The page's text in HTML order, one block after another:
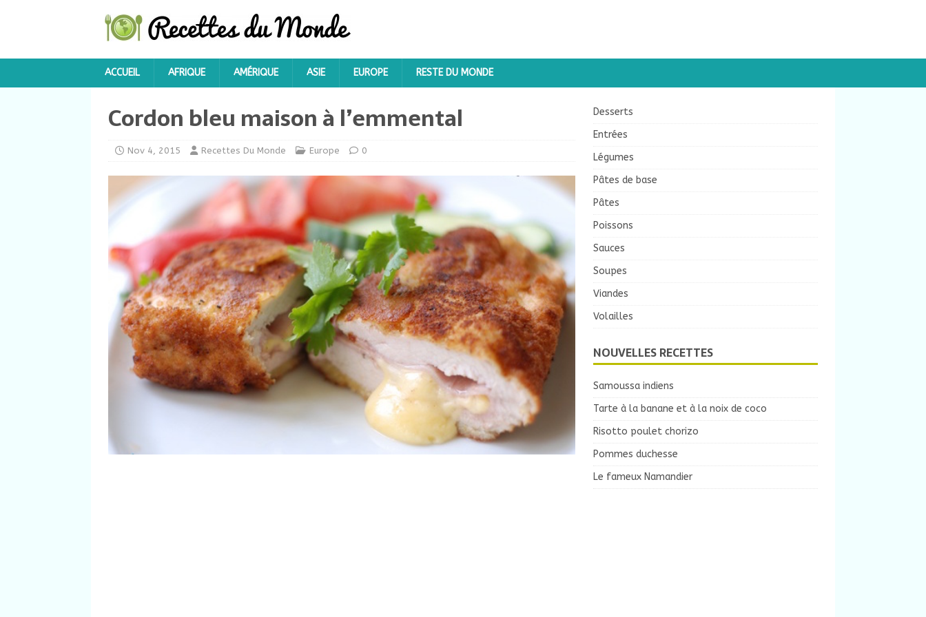
ACCUEIL AFRIQUE AMÉRIQUE ASIE EUROPE RESTE DU MONDE
Cordon bleu maison à l’emmental
Nov 4, 2015 Recettes Du Monde Europe 0
Desserts
Entrées
Légumes
Pâtes de base
Pâtes
Poissons
Sauces
Soupes
Viandes
Volailles
NOUVELLES RECETTES
Samoussa indiens
Tarte à la banane et à la noix de coco
Risotto poulet chorizo
Pommes duchesse
Le fameux Namandier